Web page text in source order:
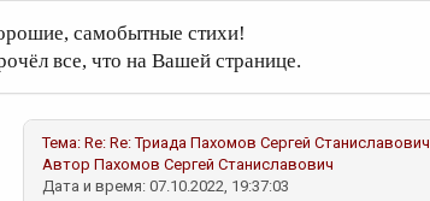
самобытные стихи!
все, что на Вашей странице.
Тема: Re: Re: Триада Пахомов Сергей Станиславович
Автор Пахомов Сергей Станиславович
Дата и время: 07.10.2022, 19:37:03